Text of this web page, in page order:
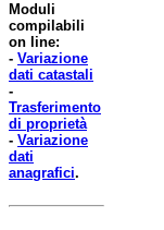
Moduli
compilabili
on line:
- Variazione
dati catastali
-
Trasferimento
di proprietà
- Variazione
dati
anagrafici.